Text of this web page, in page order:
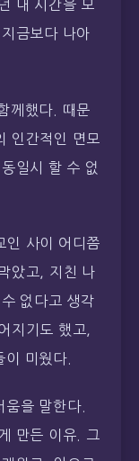
내 시간을 모
금보다 나아
께했다. 때문
인간적인 면모
일시 할 수 없
인 사이 어디쯤
았고, 지친 나
없다고 생각
지기도 했고,
미웠다.
움을 말한다.
만든 이유. 그